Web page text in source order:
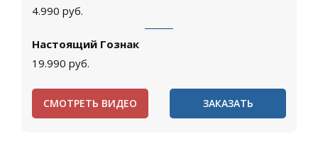
4.990 руб.
Настоящий Гознак
19.990 руб.
СМОТРЕТЬ ВИДЕО ЗАКАЗАТЬ